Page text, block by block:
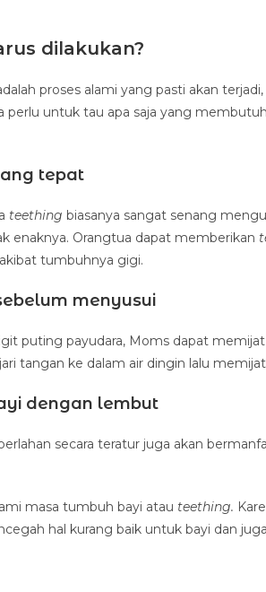
dilakukan?
proses alami yang pasti akan
perlu untuk tau apa saja yang
tepat
teething biasanya sangat senang
enaknya. Orangtua dapat memberikan
tumbuhnya gigi.
menyusui
puting payudara, Moms dapat
tangan ke dalam air dingin lalu
dengan lembut
secara teratur juga akan
masa tumbuh bayi atau teething.
hal kurang baik untuk bayi dan